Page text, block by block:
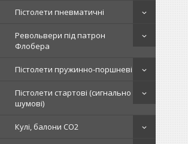
Пістолети пневматичні
Револьвери під патрон
Флобера
Пістолети пружинно-поршневі
Пістолети стартові (сигнально
шумові)
Кулі, балони СО2